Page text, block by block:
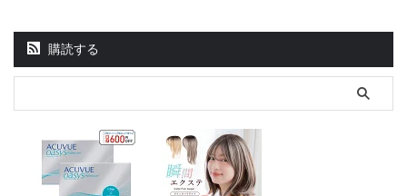
購読する